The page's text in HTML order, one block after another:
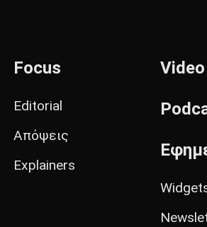
Focus
Editorial
Απόψεις
Explainers
Video